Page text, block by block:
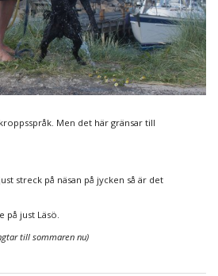
Men det här gränsar till
streck på näsan på jycken så är det
just Läsö.
till sommaren nu)